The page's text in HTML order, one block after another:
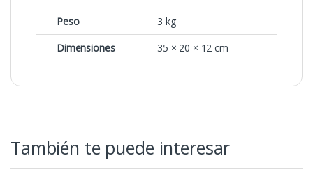
Peso
3 kg
Dimensiones
35 × 20 × 12 cm
También te puede interesar